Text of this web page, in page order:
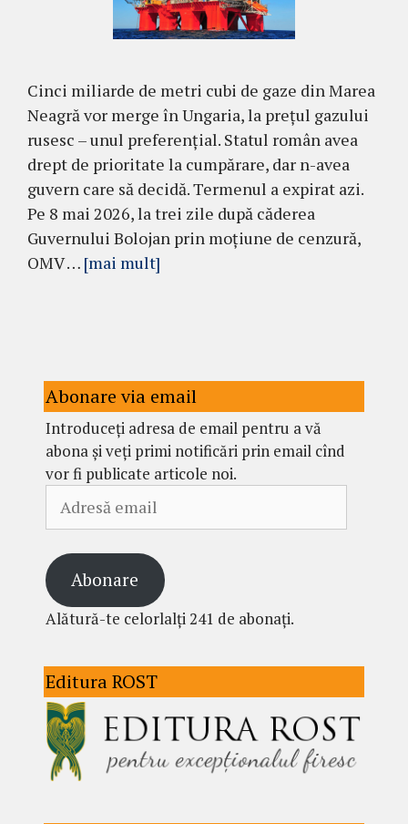
Cinci miliarde de metri cubi de gaze din Marea
Neagră vor merge în Ungaria, la prețul gazului
rusesc – unul preferențial. Statul român avea
drept de prioritate la cumpărare, dar n-avea
guvern care să decidă. Termenul a expirat azi.
Pe 8 mai 2026, la trei zile după căderea
Guvernului Bolojan prin moțiune de cenzură,
OMV … [mai mult]
Abonare via email
Introduceți adresa de email pentru a vă
abona și veți primi notificări prin email cînd
vor fi publicate articole noi.
email
Abonare
Alătură-te celorlalți 241 de abonați.
Editura ROST